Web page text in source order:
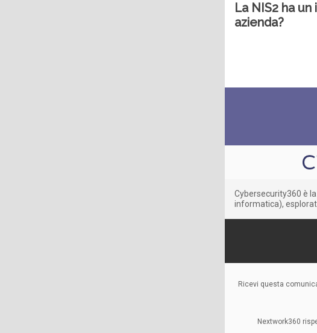
La NIS2 ha
azienda?
Cybersecurity360 è
informatica),
Ricevi questa
Nextwork360